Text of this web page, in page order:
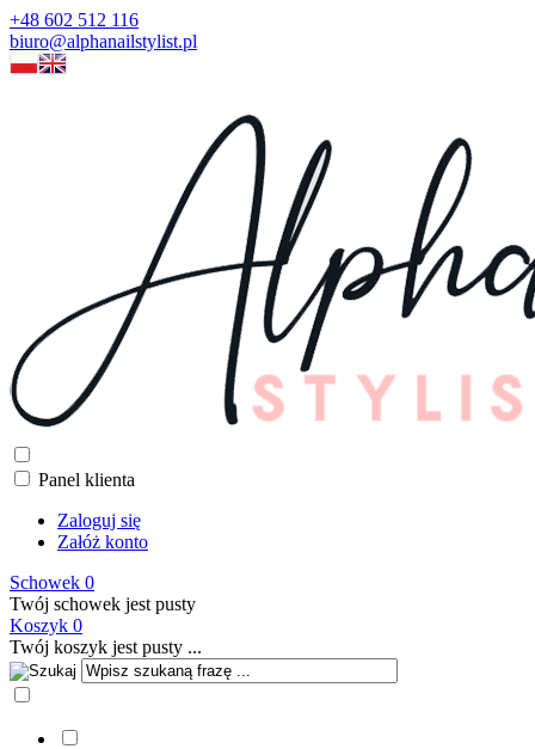
+48 602 512 116
biuro@alphanailstylist.pl
Panel klienta
Zaloguj się
Załóż konto
Schowek 0
Twój schowek jest pusty
Koszyk 0
Twój koszyk jest pusty ...